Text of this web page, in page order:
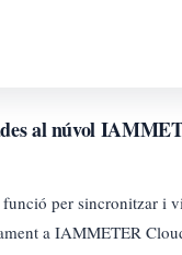
al núvol
funció per sincronitzar i
a IAMMETER